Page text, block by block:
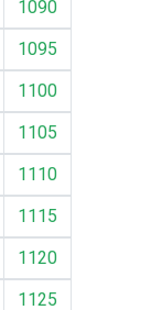
1090
1095
1100
1105
1110
1115
1120
1125